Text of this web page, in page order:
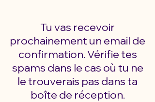
Tu vas recevoir
prochainement un email de
confirmation. Vérifie tes
spams dans le cas où tu ne
le trouverais pas dans ta
boîte de réception.